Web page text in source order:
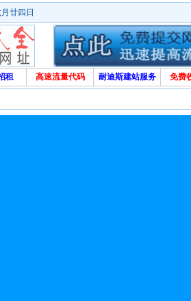
廿四日
租 高速流量代码 耐迪斯建站服务 免费